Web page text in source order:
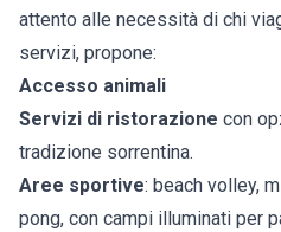
attento alle necessità di chi
servizi, propone:
Accesso animali
Servizi di ristorazione con
tradizione sorrentina.
Aree sportive: beach volley,
pong, con campi illuminati per